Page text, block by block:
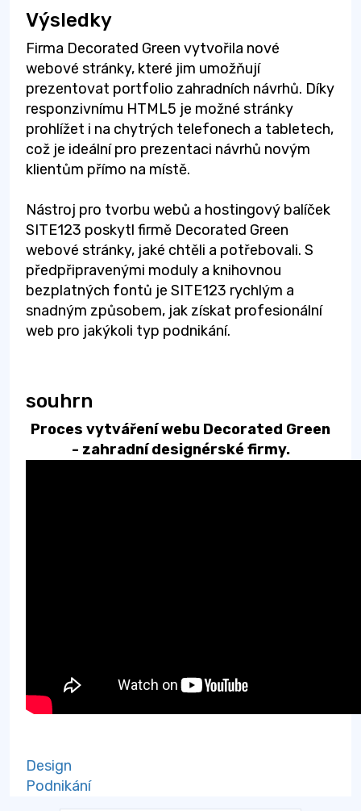
Výsledky
Firma Decorated Green vytvořila nové
webové stránky, které jim umožňují
prezentovat portfolio zahradních návrhů. Díky
responzivnímu HTML5 je možné stránky
prohlížet i na chytrých telefonech a tabletech,
což je ideální pro prezentaci návrhů novým
klientům přímo na místě.
Nástroj pro tvorbu webů a hostingový balíček
SITE123 poskytl firmě Decorated Green
webové stránky, jaké chtěli a potřebovali. S
předpřipravenými moduly a knihovnou
bezplatných fontů je SITE123 rychlým a
snadným způsobem, jak získat profesionální
web pro jakýkoli typ podnikání.
souhrn
Proces vytváření webu Decorated Green
- zahradní designérské firmy.
Design
Podnikání